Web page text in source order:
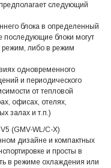
следующий
блока в определенный
последующие блоки могут
либо в режим
одновременного
и периодического
от тепловой
офисах, отелях,
залах и т.п.)
(GMV-WL/C-X)
дизайне и компактных
и просты в
в режиме охлаждения или